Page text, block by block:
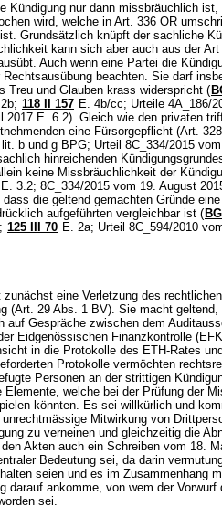
Kündigung nur dann missbräuchlich
wird, welche inArt. 336 OR
Grundsätzlich knüpft der sachliche
kann sich aber auch aus der
Auch wenn eine Partei die
beachten. Sie darf
Treu und Glauben krass widerspricht (
118 II 157 E. 4b/cc; Urteile 4A_186/
2017 E. 6.2). Gleich wie den privaten
eine Fürsorgepflicht (Art.
b und g BPG; Urteil 8C_334/2015
hinreichenden
keine Missbräuchlichkeit der
3.2; 8C_334/2015 vom 19. August
die geltend gemachten Gründe
aufgeführten vergleichbar ist (
125 III 70 E. 2a; Urteil 8C_594/2010
zunächst eine Verletzung des
(Art. 29 Abs. 1 BV). Sie macht
auf Gespräche zwischen dem
Eidgenössischen Finanzkontrolle
in die Protokolle des ETH-Rates
Protokolle vermöchten
Personen an der strittigen
Elemente, welche bei der Prüfung der
könnten. Es sei willkürlich und
Mitwirkung von
zu verneinen und gleichzeitig die
Akten auch ein Schreiben vom 18.
Bedeutung sei, da darin
seien und es im Zusammenhang
darauf ankomme, von wem der Vorwurf
sei.